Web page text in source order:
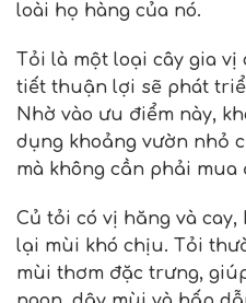
loài họ hàng của nó.
Tỏi là một loại cây gia
tiết thuận lợi sẽ phát
Nhờ vào ưu điểm này,
dụng khoảng vườn nhỏ
mà không cần phải mua
Củ tỏi có vị hăng và
lại mùi khó chịu. Tỏi
mùi thơm đặc trưng,